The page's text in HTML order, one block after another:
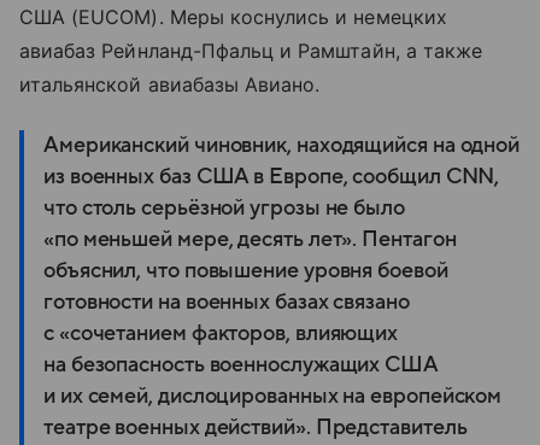
США (EUCOM). Меры коснулись и немецких
авиабаз Рейнланд-Пфальц и Рамштайн, а также
итальянской авиабазы Авиано.
Американский чиновник, находящийся на одной
из военных баз США в Европе, сообщил CNN,
что столь серьёзной угрозы не было
«по меньшей мере, десять лет». Пентагон
объяснил, что повышение уровня боевой
готовности на военных базах связано
с «сочетанием факторов, влияющих
на безопасность военнослужащих США
и их семей, дислоцированных на европейском
театре военных действий». Представитель